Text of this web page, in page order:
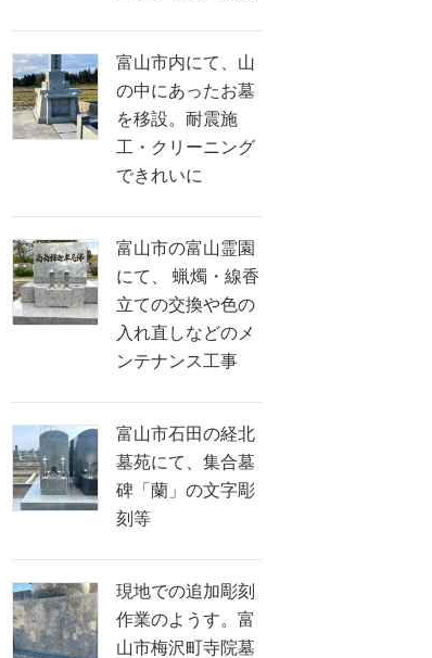
富山市内にて、山
の中にあったお墓
を移設。耐震施
工・クリーニング
できれいに
富山市の富山霊園
にて、 蝋燭・線香
立ての交換や色の
入れ直しなどのメ
ンテナンス工事
富山市石田の経北
墓苑にて、集合墓
碑「蘭」の文字彫
刻等
現地での追加彫刻
作業のようす。富
山市梅沢町寺院墓